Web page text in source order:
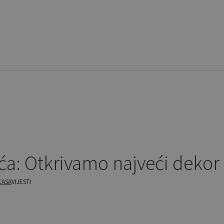
Otkrivamo najveći
VIJESTI